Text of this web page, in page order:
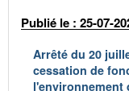
Publié le : 25-07-
Arrêté du 20
cessation de
l'environnement